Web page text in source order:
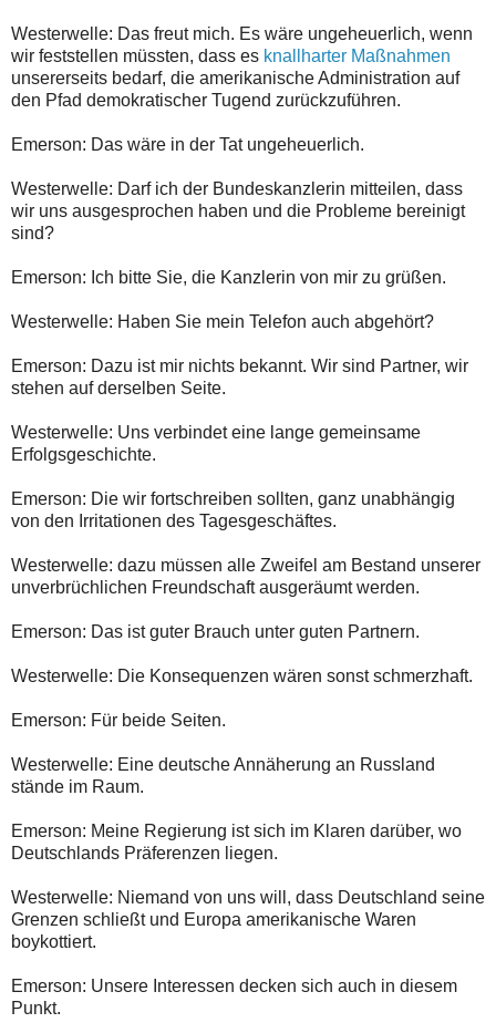
Westerwelle: Das freut mich. Es wäre ungeheuerlich, wenn
wir feststellen müssten, dass es knallharter Maßnahmen
unsererseits bedarf, die amerikanische Administration auf
den Pfad demokratischer Tugend zurückzuführen.
Emerson: Das wäre in der Tat ungeheuerlich.
Westerwelle: Darf ich der Bundeskanzlerin mitteilen, dass
wir uns ausgesprochen haben und die Probleme bereinigt
sind?
Emerson: Ich bitte Sie, die Kanzlerin von mir zu grüßen.
Westerwelle: Haben Sie mein Telefon auch abgehört?
Emerson: Dazu ist mir nichts bekannt. Wir sind Partner, wir
stehen auf derselben Seite.
Westerwelle: Uns verbindet eine lange gemeinsame
Erfolgsgeschichte.
Emerson: Die wir fortschreiben sollten, ganz unabhängig
von den Irritationen des Tagesgeschäftes.
Westerwelle: dazu müssen alle Zweifel am Bestand unserer
unverbrüchlichen Freundschaft ausgeräumt werden.
Emerson: Das ist guter Brauch unter guten Partnern.
Westerwelle: Die Konsequenzen wären sonst schmerzhaft.
Emerson: Für beide Seiten.
Westerwelle: Eine deutsche Annäherung an Russland
stände im Raum.
Emerson: Meine Regierung ist sich im Klaren darüber, wo
Deutschlands Präferenzen liegen.
Westerwelle: Niemand von uns will, dass Deutschland seine
Grenzen schließt und Europa amerikanische Waren
boykottiert.
Emerson: Unsere Interessen decken sich auch in diesem
Punkt.